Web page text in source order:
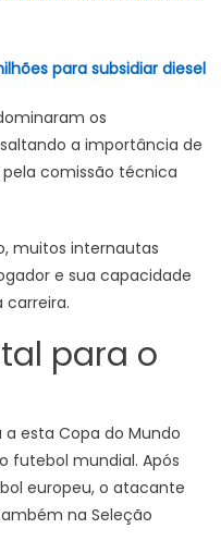
para subsidiar diesel
os
a importância de
comissão técnica
muitos internautas
e sua capacidade
carreira.
para o
a esta Copa do Mundo
futebol mundial. Após
europeu, o atacante
na Seleção